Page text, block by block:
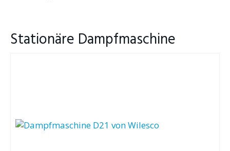
Stationäre Dampfmaschine